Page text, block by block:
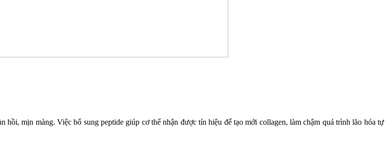
hồi, mịn màng. Việc bổ sung peptide giúp cơ thể nhận được tín hiệu để tạo mới collagen, làm chậm quá trình lão hóa tự